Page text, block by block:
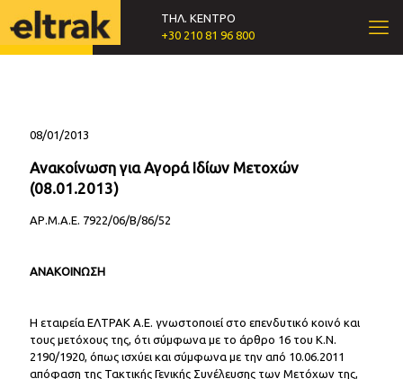
ΤΗΛ. ΚΕΝΤΡΟ
+30 210 81 96 800
08/01/2013
Ανακοίνωση για Αγορά Ιδίων Μετοχών
(08.01.2013)
ΑΡ.Μ.Α.Ε. 7922/06/Β/86/52
ΑΝΑΚΟΙΝΩΣΗ
Η εταιρεία ΕΛΤΡΑΚ Α.Ε. γνωστοποιεί στο επενδυτικό κοινό και
τους μετόχους της, ότι σύμφωνα με το άρθρο 16 του Κ.Ν.
2190/1920, όπως ισχύει και σύμφωνα με την από 10.06.2011
απόφαση της Τακτικής Γενικής Συνέλευσης των Μετόχων της,